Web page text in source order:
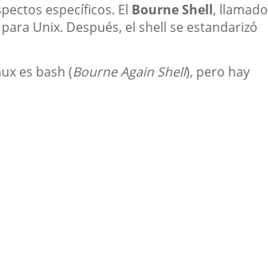
específicos. El Bourne Shell, llamado
Unix. Después, el shell se estandarizó
es bash (Bourne Again Shell), pero hay